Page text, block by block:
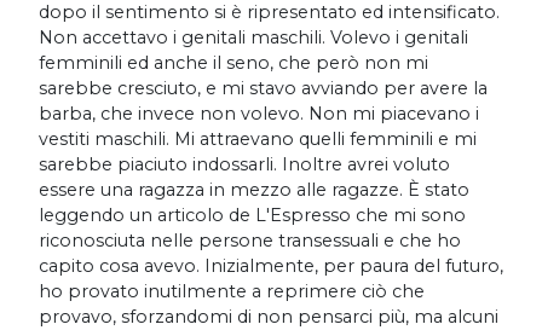
dopo il sentimento si è ripresentato ed intensificato.
Non accettavo i genitali maschili. Volevo i genitali
femminili ed anche il seno, che però non mi
sarebbe cresciuto, e mi stavo avviando per avere la
barba, che invece non volevo. Non mi piacevano i
vestiti maschili. Mi attraevano quelli femminili e mi
sarebbe piaciuto indossarli. Inoltre avrei voluto
essere una ragazza in mezzo alle ragazze. È stato
leggendo un articolo de L'Espresso che mi sono
riconosciuta nelle persone transessuali e che ho
capito cosa avevo. Inizialmente, per paura del futuro,
ho provato inutilmente a reprimere ciò che
provavo, sforzandomi di non pensarci più, ma alcuni